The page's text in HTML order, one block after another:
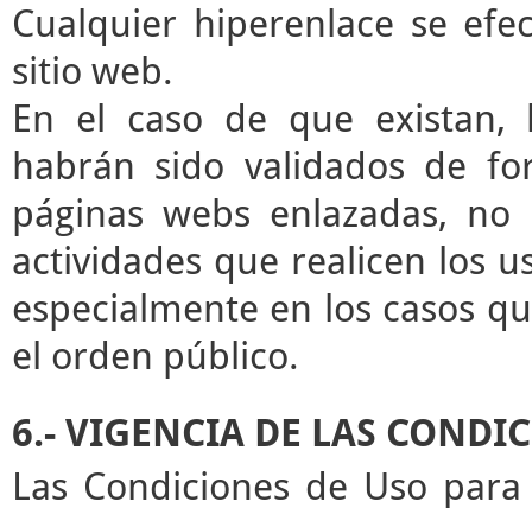
Cualquier hiperenlace se
sitio web.
En el caso de que existan,
habrán sido validados de
páginas webs enlazadas,
actividades que realicen los
especialmente en los casos
el orden público.
6.- VIGENCIA DE LAS
Las Condiciones de Uso